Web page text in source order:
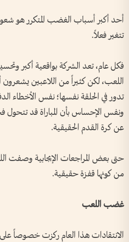
أحد أكبر أسباب الغضب المتكرر هو شعور
تتغير فعلاً.
فكل عام، تعد الشركة بواقعية أكبر
اللعب، لكن كثيراً من اللاعبين
تدور في الحلقة نفسها؛ نفس الأخطاء
ونفس الإحساس بأن المباراة قد تتحول
عن كرة القدم الحقيقية.
حتى بعض المراجعات الإيجابية وصفت
من كونها قفزة حقيقية.
غضب اللعب
الانتقادات هذا العام ركزت خصوصاً